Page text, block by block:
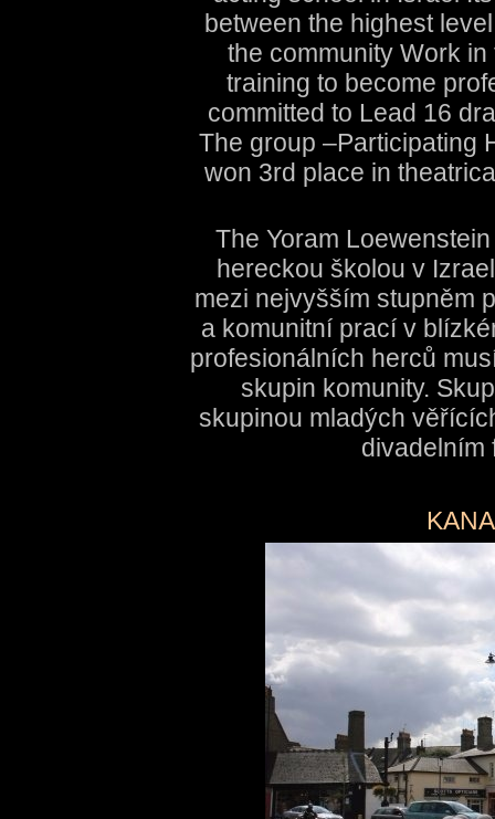
between the highest
the community Work
training to become
committed to Lead 16
The group –Participating
won 3rd place in
The Yoram
hereckou školou v
mezi nejvyšším stupněm
a komunitní prací v
profesionálních herců
skupin komunity.
skupinou mladých
divadelním